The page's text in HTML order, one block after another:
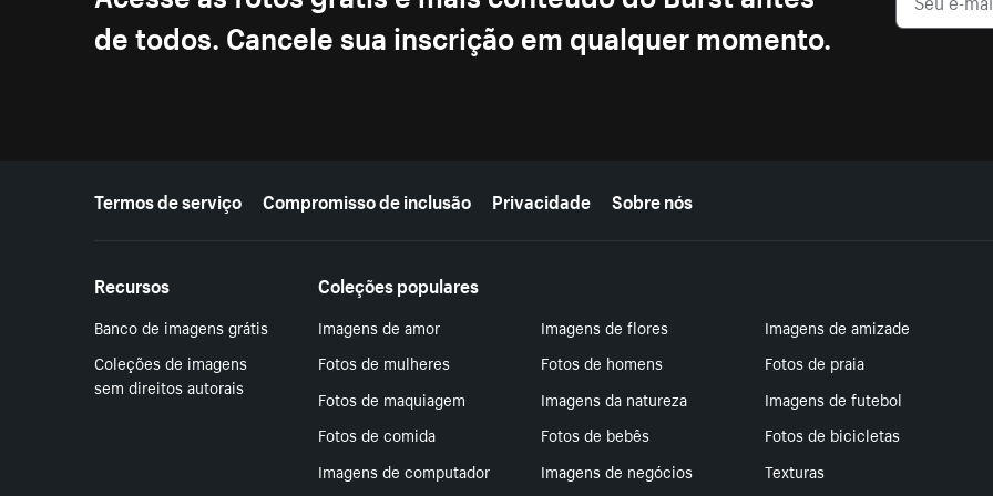
de todos. Cancele sua inscrição em qualquer momento.
Mais recursos
Termos de serviço Compromisso de inclusão Privacidade Sobre nós
Recursos
Banco de imagens grátis
Coleções de imagens
sem direitos autorais
Coleções populares
Imagens de amor Imagens de flores
Imagens de amizade
Fotos de mulheres
Fotos de homens
Fotos de praia
Fotos de maquiagem
Imagens da natureza
Imagens de futebol
Fotos de comida
Fotos de bebês
Fotos de bicicletas
Imagens de computador
Imagens de negócios
Texturas